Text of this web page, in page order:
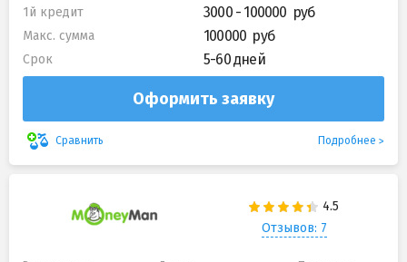
1й кредит 3000 - 100000
Макс. сумма 100000
Срок 5-60 дней
Оформить заявку
Сравнить Подробнее
Отзывов: 7